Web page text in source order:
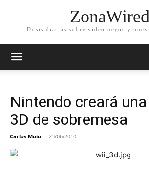
ZonaWired
Dosis diarias sobre videojuegos y
Nintendo creará
3D de sobremesa
Carlos Moio - 23/06/2010